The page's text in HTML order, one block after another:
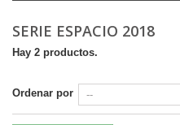
SERIE ESPACIO 2018
Hay 2 productos.
Ordenar por